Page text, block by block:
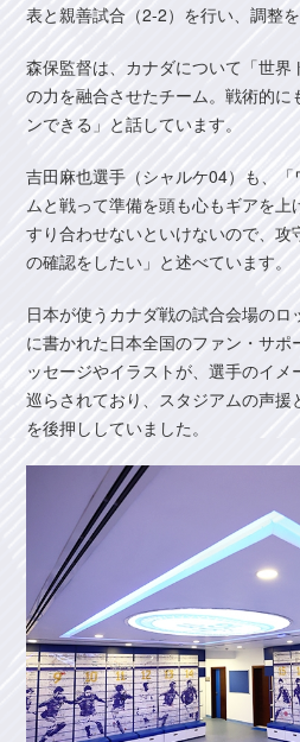
表と親善試合（2-2）を行い、調整を
森保監督は、カナダについて「世界
の力を融合させたチーム。戦術的に
ンできる」と話しています。
吉田麻也選手（シャルケ04）も、
ムと戦って準備を頭も心もギアを
すり合わせないといけないので、
の確認をしたい」と述べています。
日本が使うカナダ戦の試合会場の
に書かれた日本全国のファン・サポ
ッセージやイラストが、選手のイメ
巡らされており、スタジアムの声援
を後押ししていました。